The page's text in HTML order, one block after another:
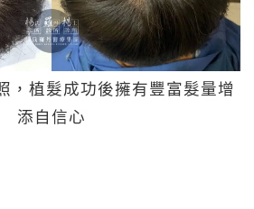
，植髮成功後擁有豐富髮量增
添自信心